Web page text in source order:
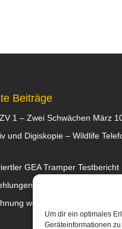
Um dir ein optimales
Geräteinformationen
Beiträge
1 – Zwei Schwächen März
und Digiskopie – Wildlife
GEA Tramper Testbericht
wegen Fotos